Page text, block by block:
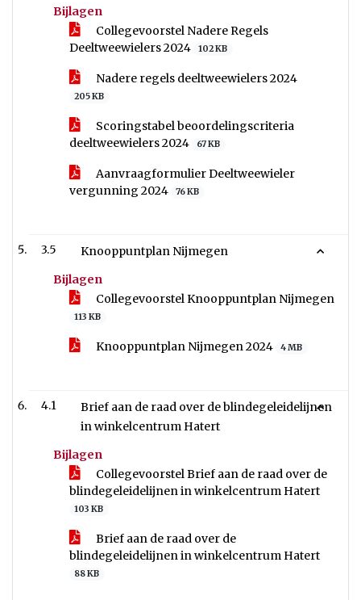
Bijlagen
Collegevoorstel Nadere Regels
Deeltweewielers 2024
102 KB
Nadere regels deeltweewielers 2024
205 KB
Scoringstabel beoordelingscriteria
deeltweewielers 2024
67 KB
Aanvraagformulier Deeltweewieler
vergunning 2024
76 KB
3.5
Knooppuntplan Nijmegen
Bijlagen
Collegevoorstel Knooppuntplan Nijmegen
113 KB
Knooppuntplan Nijmegen 2024 4 MB
4.1
Brief aan de raad over de blindegeleidelijnen
in winkelcentrum Hatert
Bijlagen
Collegevoorstel Brief aan de raad over de
blindegeleidelijnen in winkelcentrum Hatert
103 KB
Brief aan de raad over de
blindegeleidelijnen in winkelcentrum Hatert
88 KB